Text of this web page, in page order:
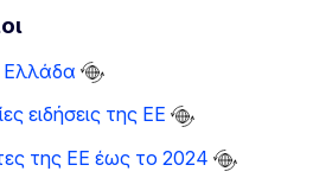
Ελλάδα
ειδήσεις της ΕΕ
της ΕΕ έως το 2024